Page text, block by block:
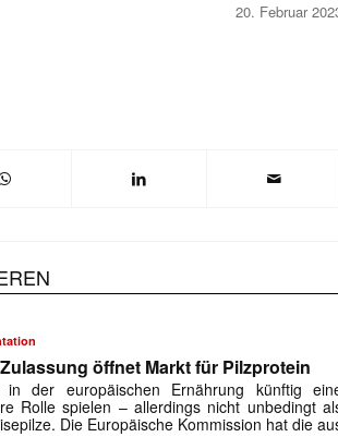
Mit dem |transkript-
Mail
20. Februar
öffnet Markt für Pilzprotein
in der europäischen Ernährung künftig
Rolle spielen – allerdings nicht unbedingt
Die Europäische Kommission hat die